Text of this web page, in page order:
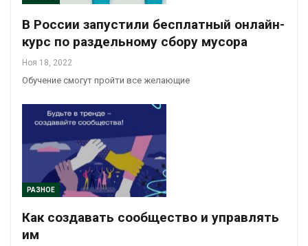
В России запустили бесплатный онлайн-
курс по раздельному сбору мусора
Ноя 18, 2022
Обучение смогут пройти все желающие
РАЗНОЕ
Как создавать сообщество и управлять
им